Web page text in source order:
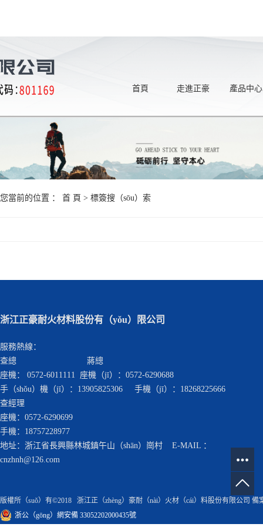
首頁 走進正豪 產品中心
您當前的位置 ： 首 頁 > 標簽搜（sōu）索
浙江正豪耐火材料股份有（yǒu）限公司
服務熱線：
查總 蔣總
座機： 0572-6011111 座機（jī）：0572-6290688
手（shǒu）機（jī）：13905825306 手機（jī）：18268225666
查經理
座機：0572-6290699
手機：18757228977
地址：浙江省長興縣林城鎮午山（shān）崗村 E-MAIL ：
cnzhnh@126.com
版權所（suǒ）有©2018 浙江正（zhèng）豪耐（nài）火材（cái）料股份有限公司 備
浙公（gōng）網安備 33052202000435號